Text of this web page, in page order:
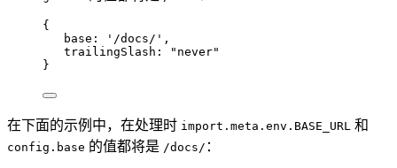
{
base:
' /docs/ ' ,
trailingSlash:
" never"
}
在下面的示例中，在处理时 import.meta.env.BASE_URL 和
config.base 的值都将是 /docs/ ：